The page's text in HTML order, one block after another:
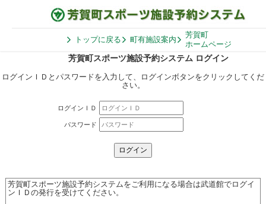
トップに戻る 町有施設案内
芳賀町
ホームページ
芳賀町スポーツ施設予約システム ログイン
ログインＩＤとパスワードを入力して、ログインボタンをクリックしてくだ
さい。
ログインＩＤ
パスワード
芳賀町スポーツ施設予約システムをご利用になる場合は武道館でログイ
ンＩＤの発行を受けてください。